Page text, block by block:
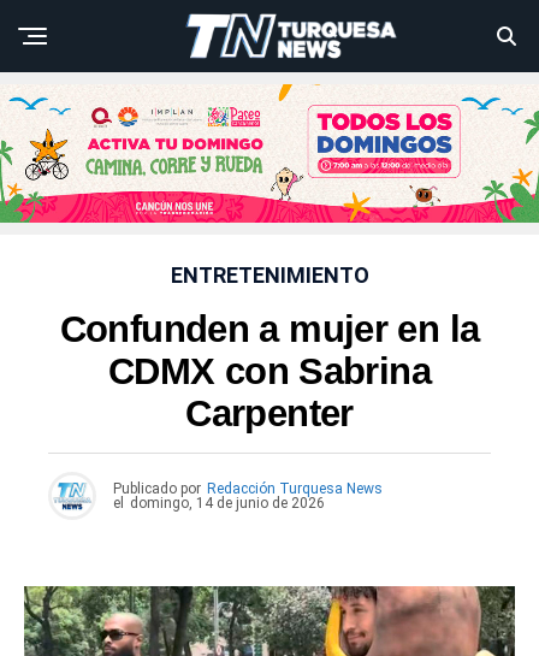
ENTRETENIMIENTO
Confunden a mujer en la
CDMX con Sabrina
Carpenter
Publicado por Redacción Turquesa News
el
domingo, 14 de junio de 2026